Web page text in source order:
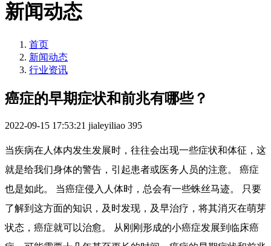
新闻动态
首页
新闻动态
行业资讯
癌症的早期症状和前兆有哪些？
2022-09-15 17:53:21 jialeyiliao 395
当疾病在人体内发生发展时，往往会出现一些症状和体征，这
就是给我们身体的警告，引起患者或医务人员的注意。 癌症
也是如此。 当癌症侵入人体时，总会有一些蛛丝马迹。 只要
了解到这方面的知识，及时发现，及早治疗，将其消灭在萌芽
状态，癌症就可以治愈。 从刚刚形成的小癌症发展到临床癌